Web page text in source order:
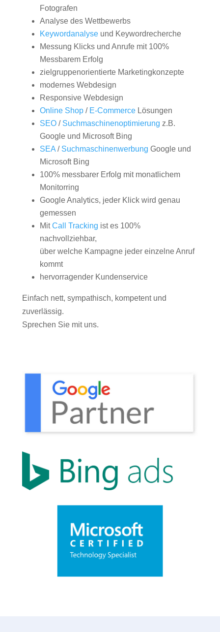
Fotografen
Analyse des Wettbewerbs
Keywordanalyseund Keywordrecherche
Messung Klicks und Anrufe mit 100%
Messbarem Erfolg
zielgruppenorientierte Marketingkonzepte
modernes Webdesign
Responsive Webdesign
Online Shop/ E-CommerceLösungen
SEO/ Suchmaschinenoptimierung z.B.
Google und Microsoft Bing
SEA/ Suchmaschinenwerbung Google und
Microsoft Bing
100% messbarer Erfolg mit monatlichem
Monitorring
Google Analytics, jeder Klick wird genau
gemessen
MitCall Tracking ist es 100%
nachvollziehbar,
über welche Kampagne jeder einzelne Anruf
kommt
hervorragender Kundenservice
Einfach nett, sympathisch, kompetent und
zuverlässig.
Sprechen Sie mit uns.